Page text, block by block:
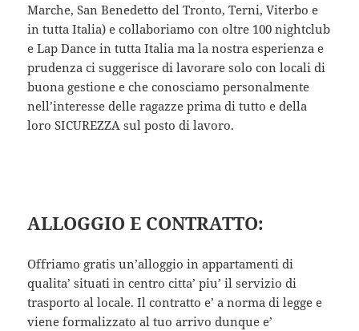
Marche, San Benedetto del Tronto, Terni, Viterbo e
in tutta Italia) e collaboriamo con oltre 100 nightclub
e Lap Dance in tutta Italia ma la nostra esperienza e
prudenza ci suggerisce di lavorare solo con locali di
buona gestione e che conosciamo personalmente
nell’interesse delle ragazze prima di tutto e della
loro SICUREZZA sul posto di lavoro.
ALLOGGIO E CONTRATTO:
Offriamo gratis un’alloggio in appartamenti di
qualita’ situati in centro citta’ piu’ il servizio di
trasporto al locale. Il contratto e’ a norma di legge e
viene formalizzato al tuo arrivo dunque e’